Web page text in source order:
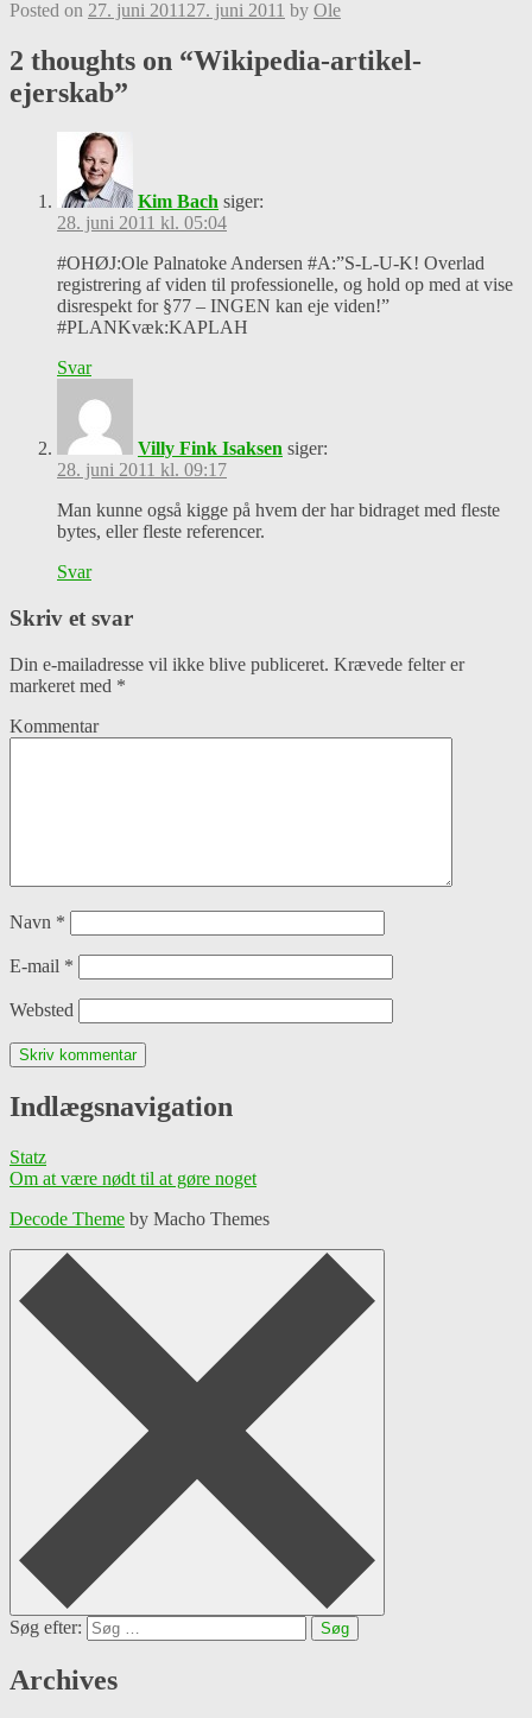
Posted on 27. juni 2011 27. juni 2011 by Ole
2 thoughts on “Wikipedia-artikel-
ejerskab”
Kim Bach siger:
28. juni 2011 kl. 05:04
#OHØJ:Ole Palnatoke Andersen #A:”S-L-U-K! Overlad
registrering af viden til professionelle, og hold op med at vise
disrespekt for §77 – INGEN kan eje viden!”
#PLANKvæk:KAPLAH
Svar
Villy Fink Isaksen siger:
28. juni 2011 kl. 09:17
Man kunne også kigge på hvem der har bidraget med fleste
bytes, eller fleste referencer.
Svar
Skriv et svar
Din e-mailadresse vil ikke blive publiceret. Krævede felter er
markeret med *
Kommentar
Navn *
E-mail *
Websted
Indlægsnavigation
Statz
Om at være nødt til at gøre noget
Decode Theme by Macho Themes
Søg efter:
Archives